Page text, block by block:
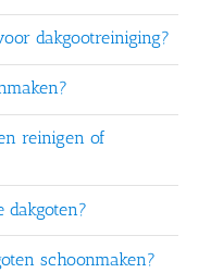
dakgootreiniging?
reinigen of
dakgoten?
schoonmaken?